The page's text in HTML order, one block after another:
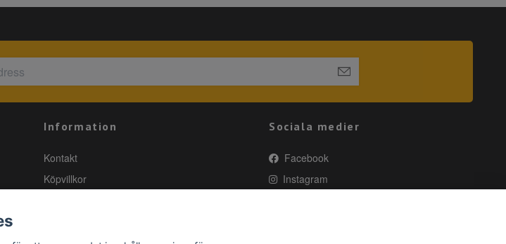
Information
Kontakt
Köpvillkor
Sociala medier
Facebook
Instagram